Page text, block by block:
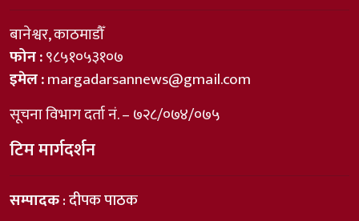
बानेश्वर, काठमाडौँ
फोन :९८५१०५३१०७
इमेल :margadarsannews@gmail.com
सूचना विभाग दर्ता नं. – ७२८/०७४/०७५
टिम मार्गदर्शन
सम्पादक: दीपक पाठक